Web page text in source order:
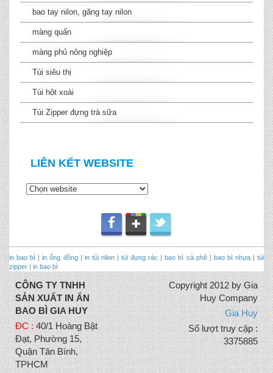
bao tay nilon, găng tay nilon
màng quấn
màng phủ nông nghiệp
Túi siêu thị
Túi hột xoài
Túi Zipper đựng trà sữa
LIÊN KẾT WEBSITE
in bao bì |in ống đồng| in túi nilon|túi đựng rác bao bì cà phê| bao bì nhựa|túi
zipper
in bao bì
CÔNG TY TNHH
SẢN XUẤT IN ẤN
BAO BÌ GIA HUY
ĐC : 40/1 Hoàng Bật
Đạt, Phường 15,
Quận Tân Bình,
TPHCM
Copyright 2012 by Gia
Huy Company
Gia Huy
Số lượt truy cập :
3375885